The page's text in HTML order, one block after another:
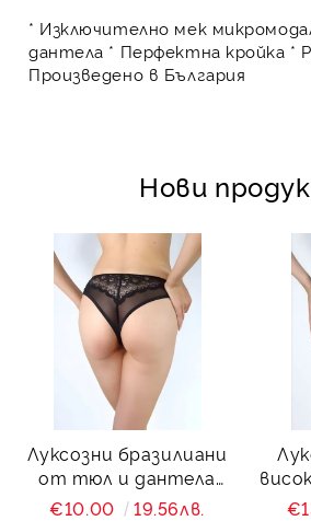
* Изключително мек
дантела * Перфектна кройка *
Произведено в България
Нови
Луксозни бразилиани
от тюл и дантела
Charity
€10.00 19.56лв.
и